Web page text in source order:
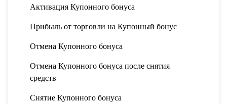
Активация Купонного бонуса
Прибыль от торговли на Купонный бонус
Отмена Купонного бонуса
Отмена Купонного бонуса после снятия
средств
Снятие Купонного бонуса